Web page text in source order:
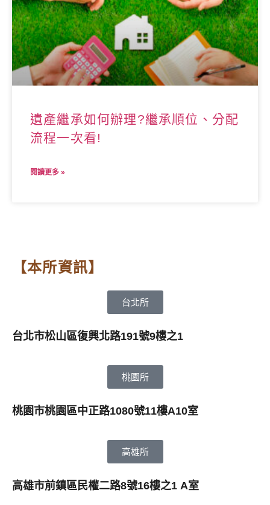
遺產繼承如何辦理?繼承順位、分配
流程一次看!
閱讀更多 »
【本所資訊】
台北所
台北市松山區復興北路191號9樓之1
桃園所
桃園市桃園區中正路1080號11樓A10室
高雄所
高雄市前鎮區民權二路8號16樓之1 A室